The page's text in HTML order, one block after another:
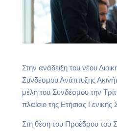
Στην ανάδειξη του νέου
Συνδέσμου Ανάπτυξης
μέλη του Συνδέσμου την
πλαίσιο της Ετήσιας Γενικής
Στη θέση του Προέδρου του